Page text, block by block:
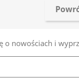
o nowościach i